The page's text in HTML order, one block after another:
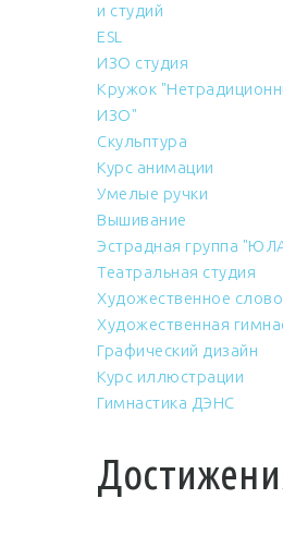
и студий
ESL
ИЗО студия
Кружок
ИЗО"
Скульптура
Курс анимации
Умелые ручки
Вышивание
Эстрадная группа
Театральная студия
Художественное слово
Художественная
Графический дизайн
Курс иллюстрации
Гимнастика ДЭНС